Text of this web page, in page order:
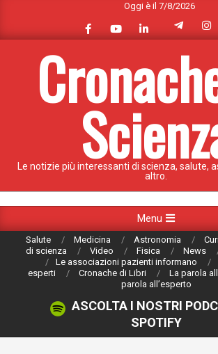
content
Oggi è il 7/8/2026
Le notizie più interessanti di scienza, salute,
altro.
Navigation
Menu
Salute Medicina Astronomia
di scienza
Video Fisica News
Le associazioni pazienti informano
esperti
Cronache di Libri La parola
parola all’esperto
ASCOLTA I NOSTRI
SPOTIFY